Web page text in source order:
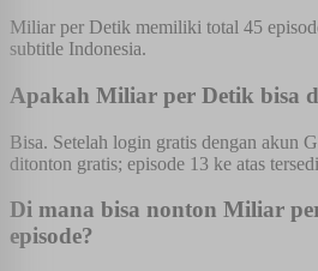
Miliar per Detik memiliki total 45
subtitle Indonesia.
Apakah Miliar per Detik bisa
Bisa. Setelah login gratis dengan akun
ditonton gratis; episode 13 ke atas
Di mana bisa nonton Miliar
episode?